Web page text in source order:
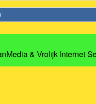
& Vrolijk Internet